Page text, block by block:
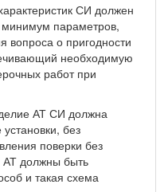
СИ должен
параметров,
вопроса о пригодности
необходимую
работ при
АТ СИ должна
без
поверки без
должны быть
и такая схема